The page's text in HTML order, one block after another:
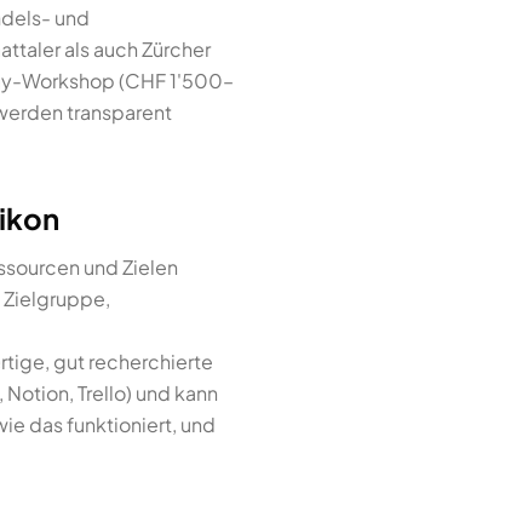
und
als auch Zürcher
Workshop (CHF 1'500–
transparent
und Zielen
Zielgruppe,
gut recherchierte
Trello) und kann
das funktioniert, und